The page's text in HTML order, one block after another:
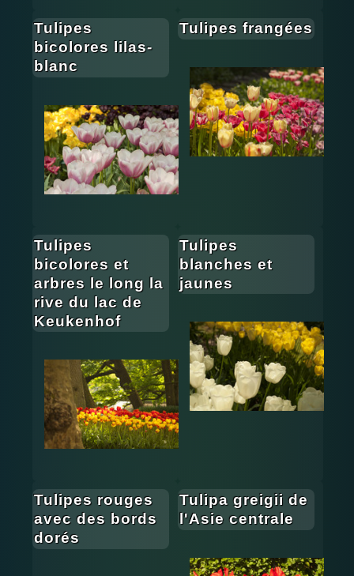
Tulipes
bicolores lilas-
blanc
Tulipes frangées
Tulipes
bicolores et
arbres le long la
rive du lac de
Keukenhof
Tulipes
blanches et
jaunes
Tulipes rouges
avec des bords
dorés
Tulipa greigii de
l'Asie centrale